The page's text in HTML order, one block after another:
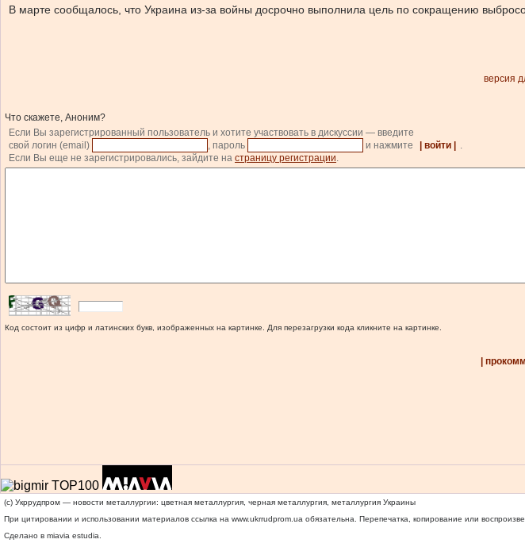
В марте сообщалось, что Украина из-за войны досрочно выполнила цель по сокращению
версия
Что скажете, Аноним?
Если Вы зарегистрированный пользователь и хотите участвовать в дискуссии — введите
свой логин (email)
, пароль и нажмите | войти |
.
Если Вы еще не зарегистрировались, зайдите на страницу регистрации.
Код состоит из цифр и латинских букв, изображенных на картинке. Для перезагрузки кода кликните на картинке.
|
(c) Укррудпром — новости металлургии: цветная металлургия, черная металлургия, металлургия Украины
При цитировании и использовании материалов ссылка на www.ukrrudprom.ua обязательна. Перепечатка, копирование или
Сделано в miavia estudia.